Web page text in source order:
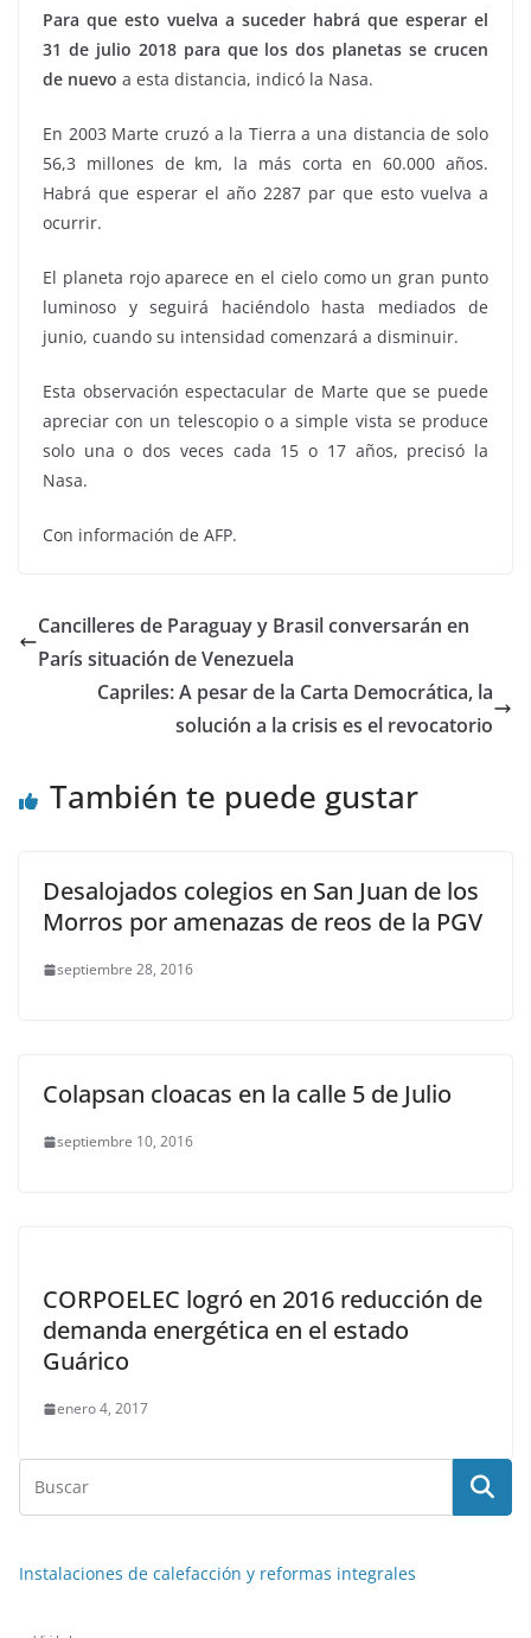
Para que esto vuelva a suceder habrá que esperar el
31 de julio 2018 para que los dos planetas se crucen
de nuevo a esta distancia, indicó la Nasa.
En 2003 Marte cruzó a la Tierra a una distancia de solo
56,3 millones de km, la más corta en 60.000 años.
Habrá que esperar el año 2287 par que esto vuelva a
ocurrir.
El planeta rojo aparece en el cielo como un gran punto
luminoso y seguirá haciéndolo hasta mediados de
junio, cuando su intensidad comenzará a disminuir.
Esta observación espectacular de Marte que se puede
apreciar con un telescopio o a simple vista se produce
solo una o dos veces cada 15 o 17 años, precisó la
Nasa.
Con información de AFP.
Cancilleres de Paraguay y Brasil conversarán en
París situación de Venezuela
Capriles: A pesar de la Carta Democrática, la
solución a la crisis es el revocatorio
También te puede gustar
Desalojados colegios en San Juan de los
Morros por amenazas de reos de la PGV
septiembre 28, 2016
Colapsan cloacas en la calle 5 de Julio
septiembre 10, 2016
CORPOELEC logró en 2016 reducción de
demanda energética en el estado
Guárico
enero 4, 2017
Instalaciones de calefacción y reformas integrales